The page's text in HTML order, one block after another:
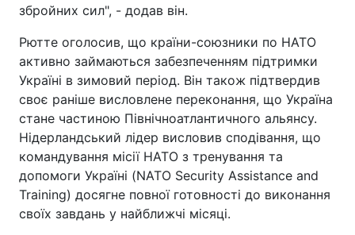
збройних сил", - додав він.
Рютте оголосив, що країни-союзники по НАТО
активно займаються забезпеченням підтримки
Україні в зимовий період. Він також підтвердив
своє раніше висловлене переконання, що Україна
стане частиною Північноатлантичного альянсу.
Нідерландський лідер висловив сподівання, що
командування місії НАТО з тренування та
допомоги Україні (NATO Security Assistance and
Training) досягне повної готовності до виконання
своїх завдань у найближчі місяці.